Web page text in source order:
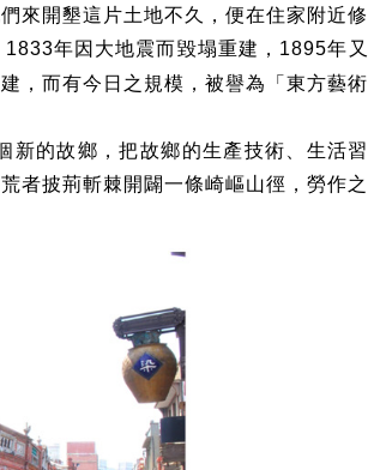
來開墾這片土地不久，便在住家附近修
1833年因大地震而毀塌重建， 1895年又
，而有今日之規模，被譽為「東方藝術
新的故鄉，把故鄉的生產技術、生活習
者披荊斬棘開闢一條崎嶇山徑，勞作之